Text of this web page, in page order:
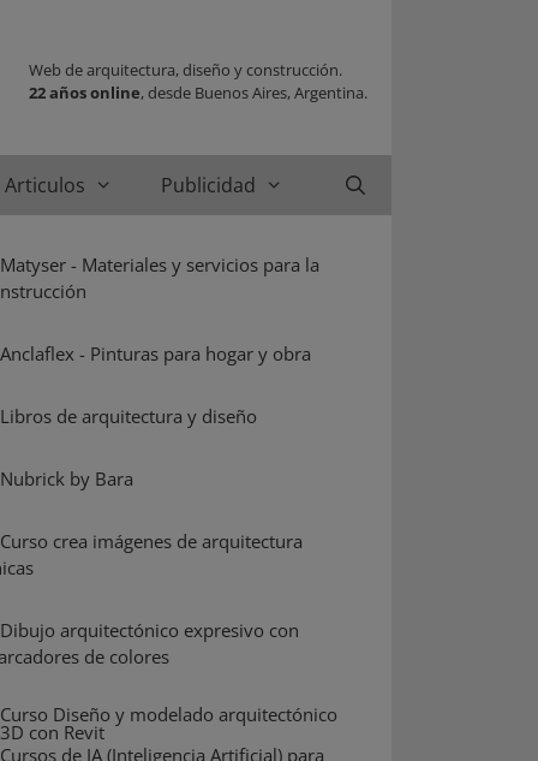
Web de arquitectura, diseño y construcción.
22 años online, desde Buenos Aires, Argentina.
Articulos Publicidad